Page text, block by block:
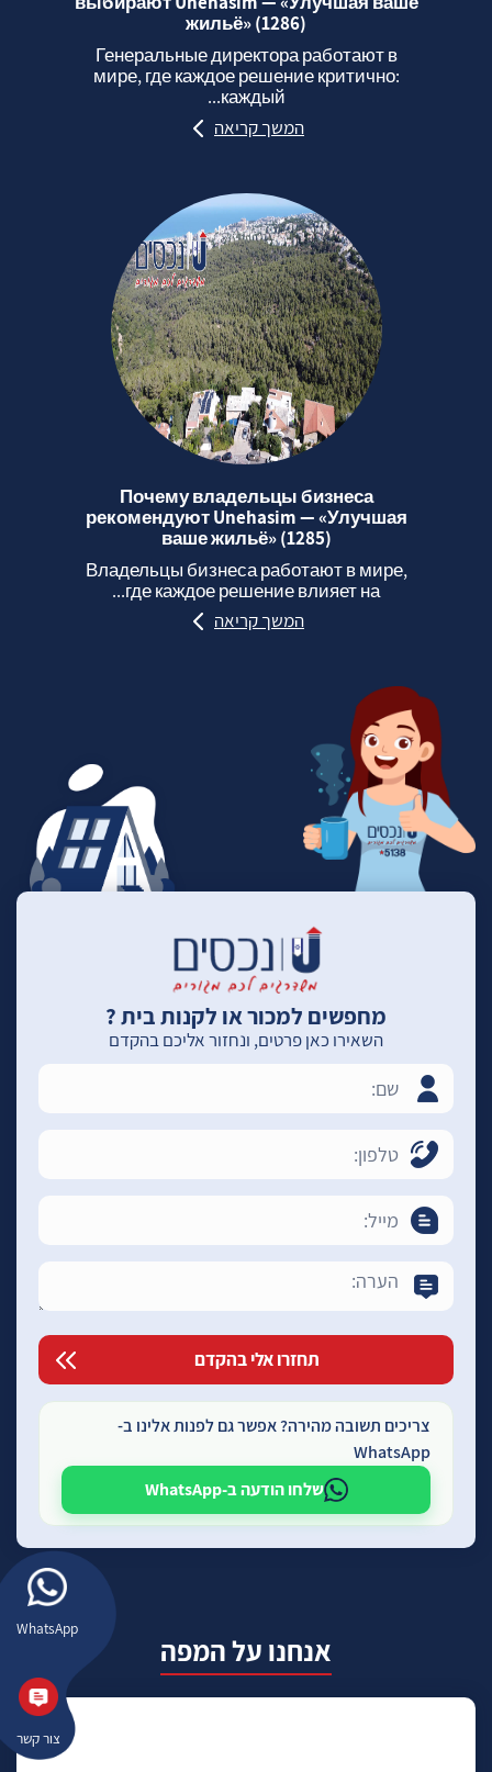
WhatsApp
צור קשר
жильё» (1286)
Генеральные директора работают в
мире, где каждое решение критично:
каждый...
המשך קריאה
Почему владельцы бизнеса
рекомендуют Unehasim — «Улучшая
ваше жильё» (1285)
Владельцы бизнеса работают в мире,
где каждое решение влияет на...
המשך קריאה
מחפשים למכור או לקנות בית ?
השאירו כאן פרטים, ונחזור אליכם בהקדם
צריכים תשובה מהירה? אפשר גם לפנות אלינו ב-
WhatsApp
שלחו הודעה ב-WhatsApp
אנחנו על המפה